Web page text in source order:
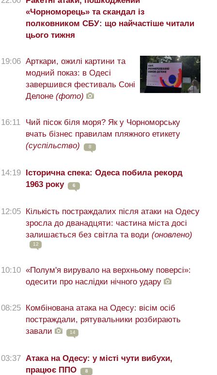
«Чорноморець» та скандал із
полковником СБУ: що найчастіше читали
цього тижня
19:06 Арткари, ожилі картини та
модний показ: в Одесі
завершився фестиваль Соні
Делоне (фото)
16:11
Чий пісок біля моря? Як у Чорноморську
вчать бізнес правилам пляжного етикету
(суспільство)
8
14:19 Історична спека: Одеса побила рекорд
1963 року
6
12:05 Кількість постраждалих після атаки на Одесу
зросла до дванадцяти: частина міста досі
залишається без світла та води (оновлено)
12
10:10 «Полум'я вирувало на верхньому поверсі»:
одесити про наслідки нічного удару
08:25 Комбінована атака на Одесу: вісім осіб
постраждали, рятувальники розбирають
завали
14
03:37 Атака на Одесу: у місті чути вибухи,
працює ППО
8